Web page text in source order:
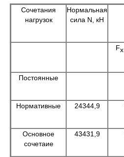
Сочетания
нагрузок
Нормальная
сила N, кН
Fх
Постоянные
Нормативные 24344,9
Основное
сочетаие
43431,9